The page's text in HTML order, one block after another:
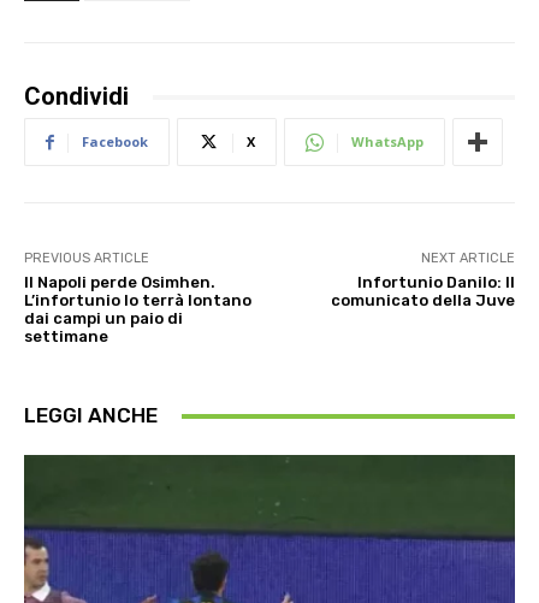
Condividi
Facebook X WhatsApp
PREVIOUS ARTICLE
Il Napoli perde Osimhen.
L’infortunio lo terrà lontano
dai campi un paio di
settimane
NEXT ARTICLE
Infortunio Danilo: Il
comunicato della Juve
LEGGI ANCHE